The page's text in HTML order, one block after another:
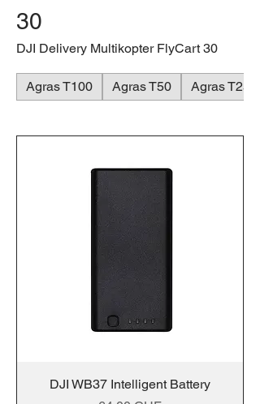
30
DJI Delivery Multikopter FlyCart 30
Agras T100 Agras T50 Agras T25
DJI WB37 Intelligent Battery